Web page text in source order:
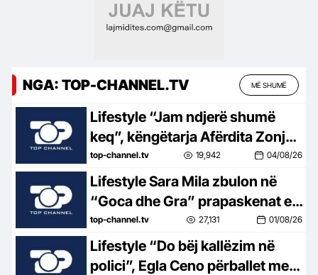
NGA: TOP-CHANNEL.TV MË SHUMË
Lifestyle “Jam ndjerë shumë
keq”, këngëtarja Afërdita Zonja:
Parashqevinë nuk e kam takuar
në Amerikë. Po të ishte në
Shqipëri…
top-channel.tv 19,942 04/08/26
Lifestyle Sara Mila zbulon në
“Goca dhe Gra” prapaskenat e
jetës së saj politike: Teatër jo i
bukur, nuk është aq tragjike sa
duket
top-channel.tv 27,131 01/08/26
Lifestyle “Do bëj kallëzim në
polici”, Egla Ceno përballet me